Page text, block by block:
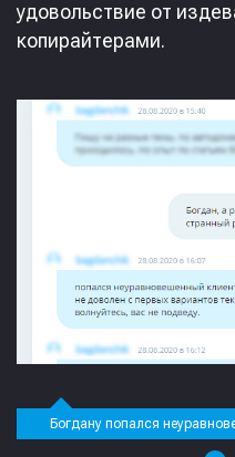
удовольствие от
копирайтерами.
Богдану попался